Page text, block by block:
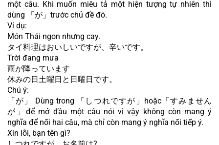
một câu. Khi muốn miêu tả một hiện tượng tự nhiên thì
dùng 「が」trước chủ đề đó.
Ví dụ:
Món Thái ngon nhưng cay.
タイ料理はおいしいですが、辛いです。
Trời đang mưa
雨が降っています
休みの日土曜日と日曜日です。
Chú ý:
「が」 Dùng trong 「しつれですが」hoặc「すみません
が」để mở đầu một câu nói vì vậy không còn mang ý
nghĩa để nối hai câu, mà chỉ còn mang ý nghĩa nối tiếp ý.
Xin lỗi, bạn tên gì?